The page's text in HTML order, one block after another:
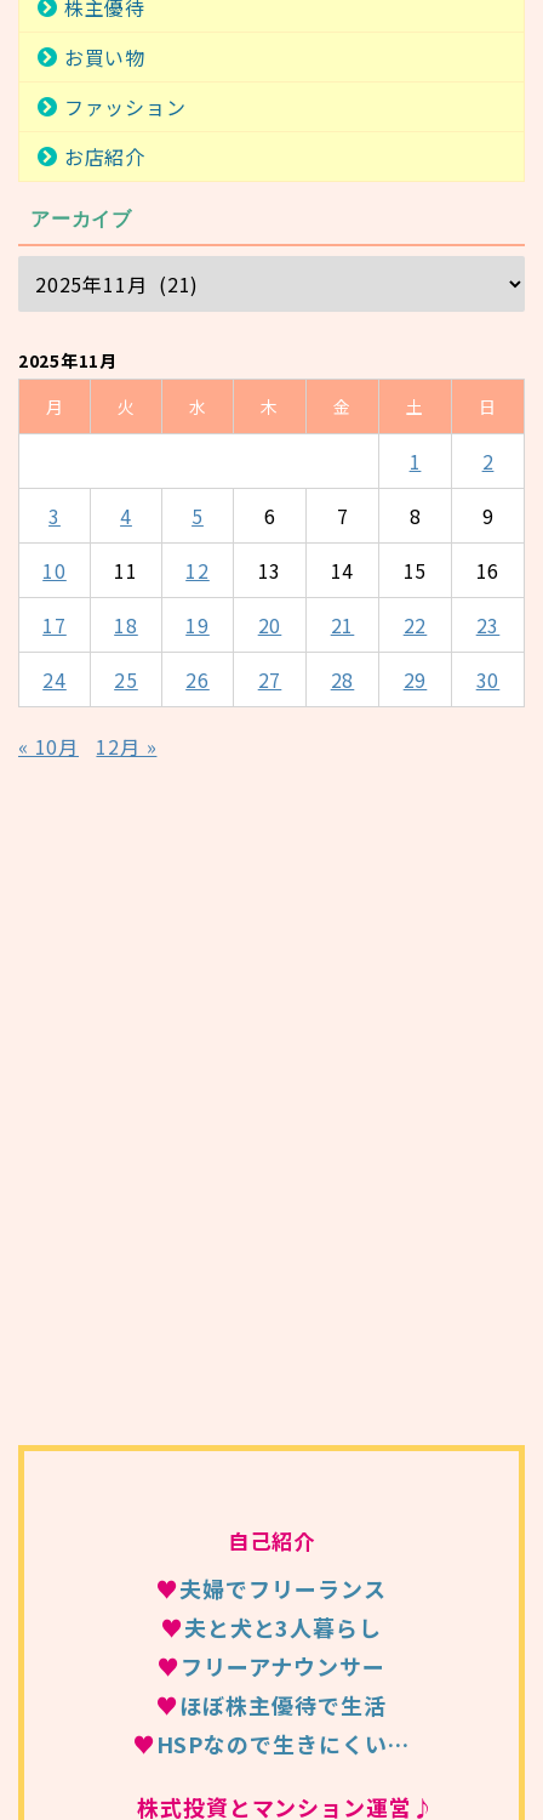
株主優待
お買い物
ファッション
お店紹介
アーカイブ
2025年11月
月
火 水 木 金 土 日
1
2
3
4 5 6 7 8
9
10
11 12 13 14 15
16
17
18 19 20 21 22
23
24
25 26 27 28 29 30
« 10月 12月 »
自己紹介
♥夫婦でフリーランス
♥夫と犬と3人暮らし
♥フリーアナウンサー
♥ほぼ株主優待で生活
♥HSPなので生きにくい…
株式投資とマンション運営♪